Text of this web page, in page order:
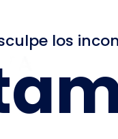
los